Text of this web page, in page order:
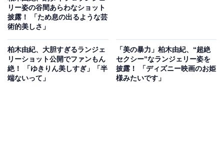
リー姿の谷間あらわなショット
披露！ 「ため息の出るような芸
術的美しさ」
柏木由紀、大胆すぎるランジェ
リーショット公開でファンもん
絶！ 「ゆきりん美しすぎ」「半
端ないって」
「美の暴力」柏木由紀、“超絶
セクシー”なランジェリー姿を
披露！ 「ディズニー映画のお姫
様みたいです」